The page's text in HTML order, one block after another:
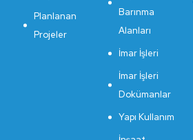
Planlanan
Projeler
Barınma
Alanları
İmar İşleri
İmar İşleri
Dokümanlar
Yapı Kullanım